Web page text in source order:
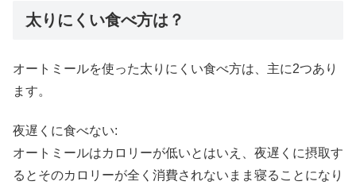
太りにくい食べ方は？
オートミールを使った太りにくい食べ方は、主に2つあり
ます。
夜遅くに食べない:
オートミールはカロリーが低いとはいえ、夜遅くに摂取す
るとそのカロリーが全く消費されないまま寝ることになり